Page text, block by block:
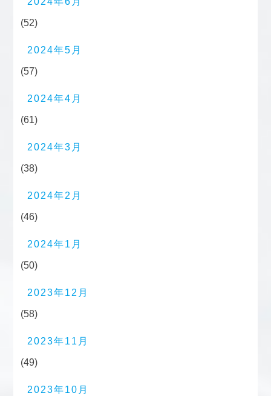
(52)
2024年5月
(57)
2024年4月
(61)
2024年3月
(38)
2024年2月
(46)
2024年1月
(50)
2023年12月
(58)
2023年11月
(49)
2023年10月